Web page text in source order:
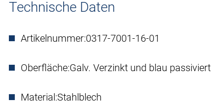
Technische Daten
Artikelnummer:0317-7001-16-01
Oberfläche:Galv. Verzinkt und blau passiviert
Material:Stahlblech